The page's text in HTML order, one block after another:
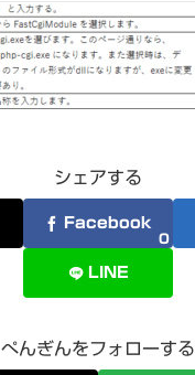
シェアする
Facebook
0
LINE
ぺんぎんをフォローする